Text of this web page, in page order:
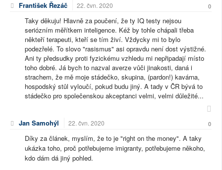
František Řezáč 22. čvn. 2020 0
Taky děkuju! Hlavně za poučení, že ty IQ testy nejsou
seriózním měřítkem inteligence. Kéž by tohle chápali třeba
někteří terapeuti, kteří se tím živí. Vždycky mi to bylo
podezřelé. To slovo "rasismus" asi opravdu není dost výstižné.
Ani ty předsudky proti fyzickému vzhledu mi nepřipadají místo
toho dobré. Já bych to nazval averze vůči jinakosti, daná i
strachem, že mě moje stádečko, skupina, (pardon!) kavárna,
hospodský stůl vyloučí, pokud budu jiný. A tady v ČR bývá to
stádečko pro společenskou akceptanci velmi, velmi důležité...
Jan Samohýl 22. čvn. 2020 0
Díky za článek, myslím, že to je "right on the money". A taky
ukázka toho, proč potřebujeme imigranty, potřebujeme někoho,
kdo dám dá jiný pohled.